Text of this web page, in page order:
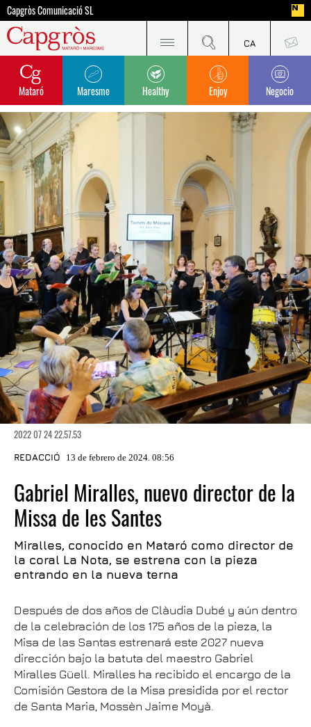
Capgròs Comunicació SL
Mataró Maresme Healthy Enjoy Negocio
2022 07 24 22.57.53
REDACCIÓ 13 de febrero de 2024. 08:56
Gabriel Miralles, nuevo director de la
Missa de les Santes
Miralles, conocido en Mataró como director de
la coral La Nota, se estrena con la pieza
entrando en la nueva terna
Después de dos años de Clàudia Dubé y aún dentro
de la celebración de los 175 años de la pieza, la
Misa de las Santas estrenará este 2027 nueva
dirección bajo la batuta del maestro Gabriel
Miralles Güell. Miralles ha recibido el encargo de la
Comisión Gestora de la Misa presidida por el rector
de Santa Maria, Mossèn Jaime Moyà.